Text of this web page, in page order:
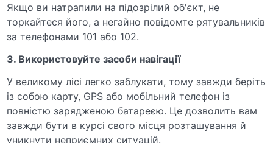
Якщо ви натрапили на підозрілий об'єкт, не
торкайтеся його, а негайно повідомте рятувальників
за телефонами 101 або 102.
3. Використовуйте засоби навігації
У великому лісі легко заблукати, тому завжди беріть
із собою карту, GPS або мобільний телефон із
повністю зарядженою батареєю. Це дозволить вам
завжди бути в курсі свого місця розташування й
уникнути неприємних ситуацій.